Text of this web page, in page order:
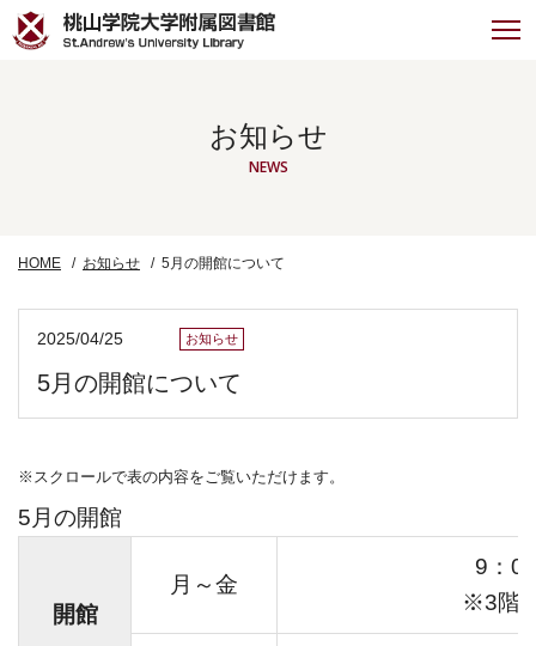
お知らせ
NEWS
HOME お知らせ 5月の開館について
2025/04/25 お知らせ
5月の開館について
※スクロールで表の内容をご覧いただけます。
5月の開館
開館
月～金
9：
※3階